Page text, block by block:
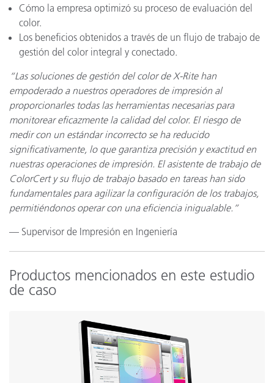
Cómo la empresa optimizó su proceso de evaluación del
color.
Los beneficios obtenidos a través de un flujo de trabajo de
gestión del color integral y conectado.
“Las soluciones de gestión del color de X-Rite han
empoderado a nuestros operadores de impresión al
proporcionarles todas las herramientas necesarias para
monitorear eficazmente la calidad del color. El riesgo de
medir con un estándar incorrecto se ha reducido
significativamente, lo que garantiza precisión y exactitud en
nuestras operaciones de impresión. El asistente de trabajo de
ColorCert y su flujo de trabajo basado en tareas han sido
fundamentales para agilizar la configuración de los trabajos,
permitiéndonos operar con una eficiencia inigualable.”
— Supervisor de Impresión en Ingeniería
Productos mencionados en este estudio
de caso